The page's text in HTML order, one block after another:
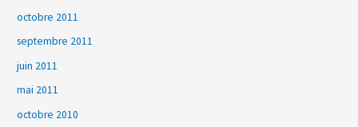
octobre 2011
septembre 2011
juin 2011
mai 2011
octobre 2010